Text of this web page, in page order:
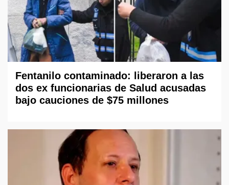
Fentanilo contaminado: liberaron a las
dos ex funcionarias de Salud acusadas
bajo cauciones de $75 millones